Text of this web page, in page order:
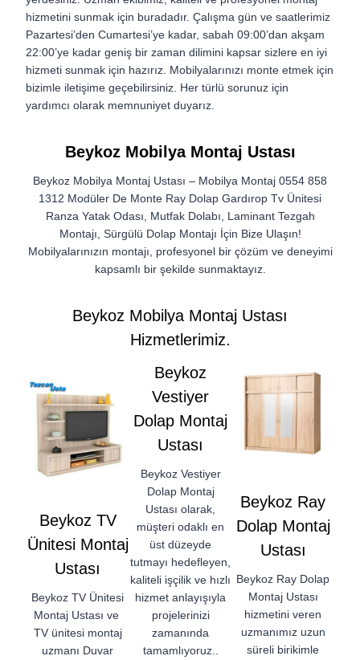
hizmetini sunmak için buradadır. Çalışma gün ve saatlerimiz
Pazartesi’den Cumartesi’ye kadar, sabah 09:00’dan akşam
22:00’ye kadar geniş bir zaman dilimini kapsar sizlere en iyi
hizmeti sunmak için hazırız. Mobilyalarınızı monte etmek için
bizimle iletişime geçebilirsiniz. Her türlü sorunuz için
yardımcı olarak memnuniyet duyarız.
Beykoz Mobilya Montaj Ustası
Beykoz Mobilya Montaj Ustası – Mobilya Montaj 0554 858
1312 Modüler De Monte Ray Dolap Gardırop Tv Ünitesi
Ranza Yatak Odası, Mutfak Dolabı, Laminant Tezgah
Montajı, Sürgülü Dolap Montajı İçin Bize Ulaşın!
Mobilyalarınızın montajı, profesyonel bir çözüm ve deneyimi
kapsamlı bir şekilde sunmaktayız.
Beykoz Mobilya Montaj Ustası
Hizmetlerimiz.
Beykoz TV
Ünitesi Montaj
Ustası
Beykoz TV Ünitesi
Montaj Ustası ve
TV ünitesi montaj
uzmanı Duvar
Beykoz
Vestiyer
Dolap Montaj
Ustası
Beykoz Vestiyer
Dolap Montaj
Ustası olarak,
müşteri odaklı en
üst düzeyde
tutmayı hedefleyen,
kaliteli işçilik ve hızlı
hizmet anlayışıyla
projelerinizi
zamanında
tamamlıyoruz..
Beykoz Ray
Dolap Montaj
Ustası
Beykoz Ray Dolap
Montaj Ustası
hizmetini veren
uzmanımız uzun
süreli birikimle